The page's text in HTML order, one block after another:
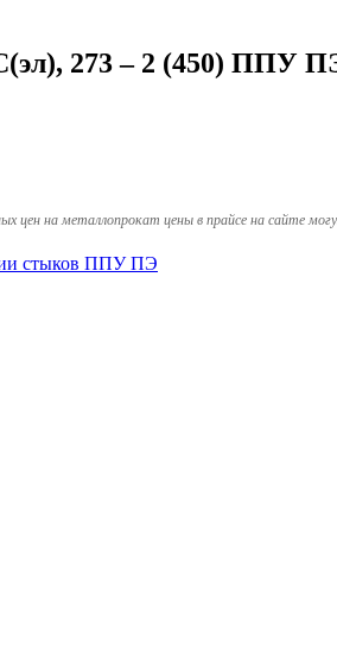
273 – 2 (450) ППУ
цен на металлопрокат цены в прайсе на сайте
стыков ППУ ПЭ